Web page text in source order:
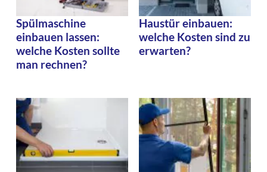
Spülmaschine
einbauen lassen:
welche Kosten sollte
man rechnen?
Haustür einbauen:
welche Kosten sind zu
erwarten?